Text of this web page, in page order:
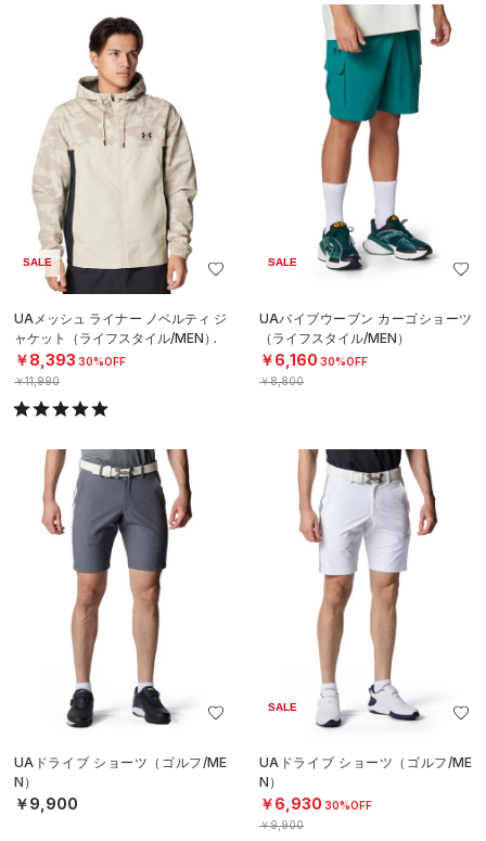
SALE
UAメッシュ ライナー ノベルティ ジ
ャケット（ライフスタイル/MEN）
￥8,393 30%OFF
￥11,990
SALE
UAバイブウーブン カーゴショーツ
（ライフスタイル/MEN）
￥6,160 30%OFF
￥8,800
UAドライブ ショーツ（ゴルフ/ME
N）
￥9,900
SALE
UAドライブ ショーツ（ゴルフ/ME
N）
￥6,930 30%OFF
￥9,900